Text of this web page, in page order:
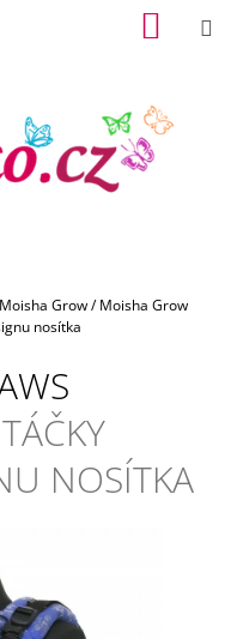
KOŠÍK
Moisha Grow/ Moisha Grow
nosítka
NOSÍTKA